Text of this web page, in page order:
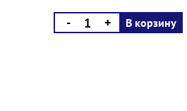
- + В корзину